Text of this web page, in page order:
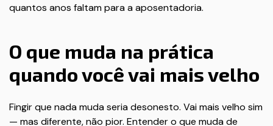
quantos anos faltam para a aposentadoria.
O que muda na prática
quando você vai mais velho
Fingir que nada muda seria desonesto. Vai mais velho sim
— mas diferente, não pior. Entender o que muda de